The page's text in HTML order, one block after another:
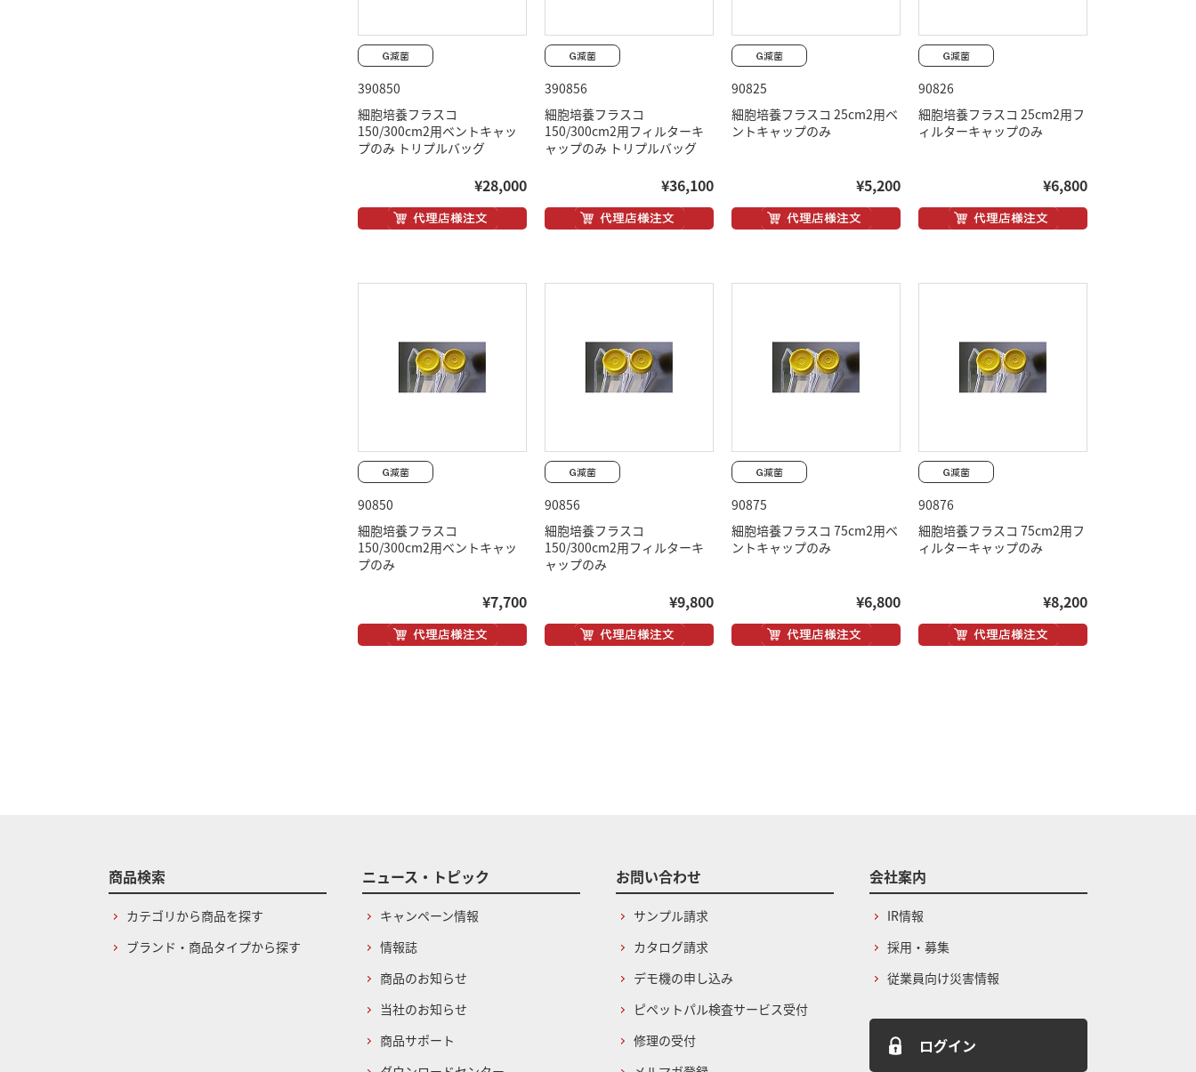
390850
細胞培養フラスコ
150/300cm2用ベントキャッ
プのみ トリプルバッグ
¥28,000
390856
細胞培養フラスコ
150/300cm2用フィルターキ
ャップのみ トリプルバッグ
¥36,100
90825
細胞培養フラスコ 25cm2用ベ
ントキャップのみ
¥5,200
90826
細胞培養フラスコ 25cm2用フ
ィルターキャップのみ
¥6,800
90850
細胞培養フラスコ
150/300cm2用ベントキャッ
プのみ
¥7,700
90856
細胞培養フラスコ
150/300cm2用フィルターキ
ャップのみ
¥9,800
90875
細胞培養フラスコ 75cm2用ベ
ントキャップのみ
¥6,800
90876
細胞培養フラスコ 75cm2用フ
ィルターキャップのみ
¥8,200
商品検索
カテゴリから商品を探す
ブランド・商品タイプから探す
ニュース・トピック
キャンペーン情報
情報誌
商品のお知らせ
当社のお知らせ
商品サポート
お問い合わせ
サンプル請求
カタログ請求
デモ機の申し込み
ピペットパル検査サービス受付
修理の受付
会社案内
IR情報
採用・募集
従業員向け災害情報
ログイン